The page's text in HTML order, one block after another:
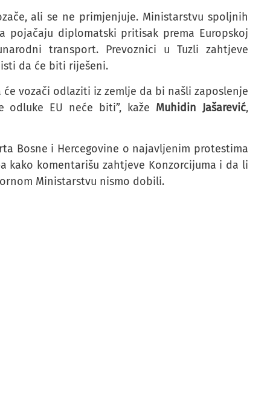
ali se ne primjenjuje. Ministarstvu spoljnih
diplomatski pritisak prema Europskoj
transport. Prevoznici u Tuzli zahtjeve
da će biti riješeni.
vozači odlaziti iz zemlje da bi našli zaposlenje
odluke EU neće biti”, kaže Muhidin Jašarević,
Bosne i Hercegovine o najavljenim protestima
kako komentarišu zahtjeve Konzorcijuma i da li
Ministarstvu nismo dobili.